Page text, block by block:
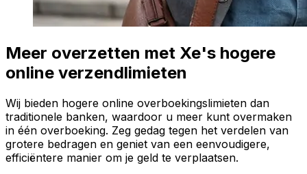
Meer overzetten met Xe's hogere
online verzendlimieten
Wij bieden hogere online overboekingslimieten dan
traditionele banken, waardoor u meer kunt overmaken
in één overboeking. Zeg gedag tegen het verdelen van
grotere bedragen en geniet van een eenvoudigere,
efficiëntere manier om je geld te verplaatsen.